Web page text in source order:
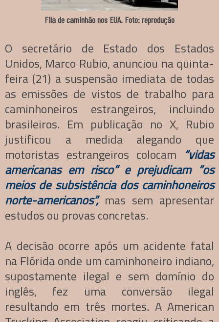
Fila de caminhão nos EUA. Foto: reprodução
O secretário de Estado dos Estados
Unidos, Marco Rubio, anunciou na quinta-
feira (21) a suspensão imediata de todas
as emissões de vistos de trabalho para
caminhoneiros estrangeiros, incluindo
brasileiros. Em publicação no X, Rubio
justificou a medida alegando que
motoristas estrangeiros colocam “vidas
americanas em risco” e prejudicam “os
meios de subsistência dos caminhoneiros
norte-americanos”,mas sem apresentar
estudos ou provas concretas.
A decisão ocorre após um acidente fatal
na Flórida onde um caminhoneiro indiano,
supostamente ilegal e sem domínio do
inglês, fez uma conversão ilegal
resultando em três mortes. A American